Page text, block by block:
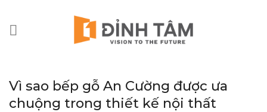
nội
Vì sao bếp gỗ An Cường được ưa
chuộng trong thiết kế nội thất